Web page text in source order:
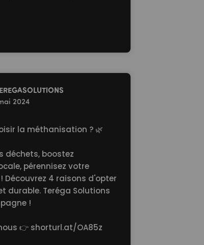
2024
la méthanisation ? 🌿
déchets, boostez
pérennisez votre
Découvrez 4 raisons d'opter
durable. Teréga Solutions
!
👉 shorturl.at/OA85z